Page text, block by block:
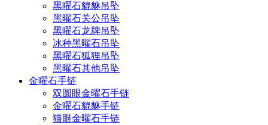
黑曜石貔貅吊坠
黑曜石关公吊坠
黑曜石龙牌吊坠
冰种黑曜石吊坠
黑曜石狐狸吊坠
黑曜石其他吊坠
金曜石手链
双圆眼金曜石手链
金曜石貔貅手链
猫眼金曜石手链